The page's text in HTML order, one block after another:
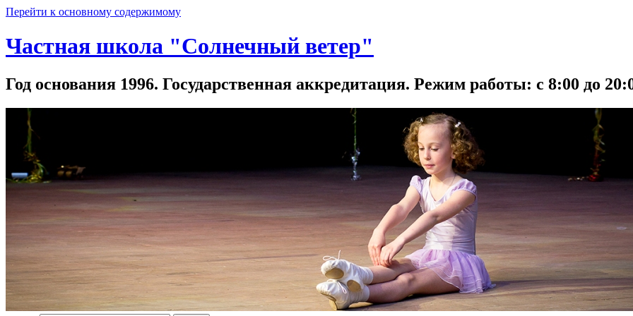
Перейти к основному содержимому
Частная школа "Солнечный ветер"
Год основания 1996. Государственная аккредитация. Режим работы: с 8:00 до